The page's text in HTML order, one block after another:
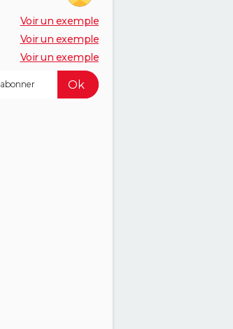
Voir un exemple
Voir un exemple
Voir un exemple